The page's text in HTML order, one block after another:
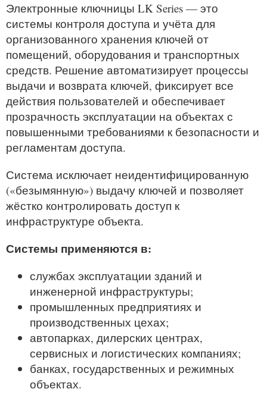
Электронные ключницы LK Series — это
системы контроля доступа и учёта для
организованного хранения ключей от
помещений, оборудования и транспортных
средств. Решение автоматизирует процессы
выдачи и возврата ключей, фиксирует все
действия пользователей и обеспечивает
прозрачность эксплуатации на объектах с
повышенными требованиями к безопасности и
регламентам доступа.
Система исключает неидентифицированную
(«безымянную») выдачу ключей и позволяет
жёстко контролировать доступ к
инфраструктуре объекта.
Системы применяются в:
службах эксплуатации зданий и
инженерной инфраструктуры;
промышленных предприятиях и
производственных цехах;
автопарках, дилерских центрах,
сервисных и логистических компаниях;
банках, государственных и режимных
объектах.